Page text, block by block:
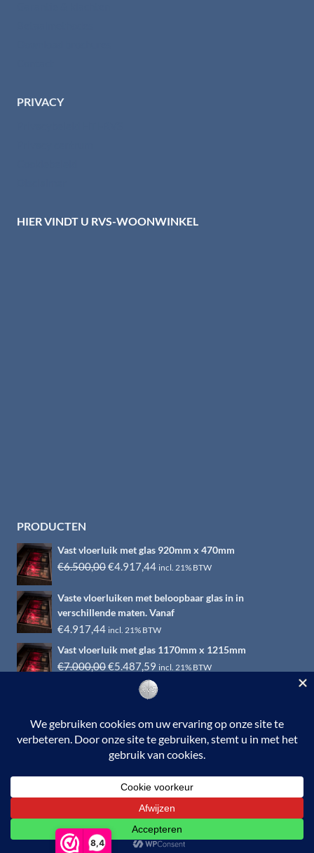
8,4
PRIVACY
HIER VINDT U RVS-WOONWINKEL
PRODUCTEN
Vast vloerluik met glas 920mm x 470mm
€6.500,00Oorspronkelijke
was:
€6.500,00.
€4.917,44Huidige
is:
€4.917,44.
incl. 21% BTW
Vaste vloerluiken met beloopbaar glas in in
verschillende maten. Vanaf
€4.917,44 incl. 21% BTW
Vast vloerluik met glas 1170mm x 1215mm
€7.000,00Oorspronkelijke
€5.487,59 Huidige
prijs
is:
incl. 21% BTW
© 2026 RVS-woonwinkel.nl is een onderdeel van HTI-RVS |
BTW nr. NL002145483B31 | KvKnr. 09088773 | NL95
RABO 010.12.95.251 | Web ontwerp:EYE-
GRAPHICSOtterlo.